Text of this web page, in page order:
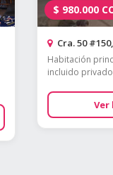
$ 980.000
Cra. 50
Habitación
incluido